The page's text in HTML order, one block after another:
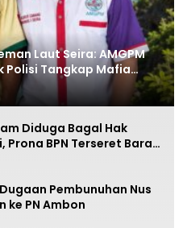
Laut Seira: AMGPM
Polisi Tangkap Mafia
Diduga Bagal Hak
Prona BPN Terseret Bara
Pembunuhan Nus
ke PN Ambon